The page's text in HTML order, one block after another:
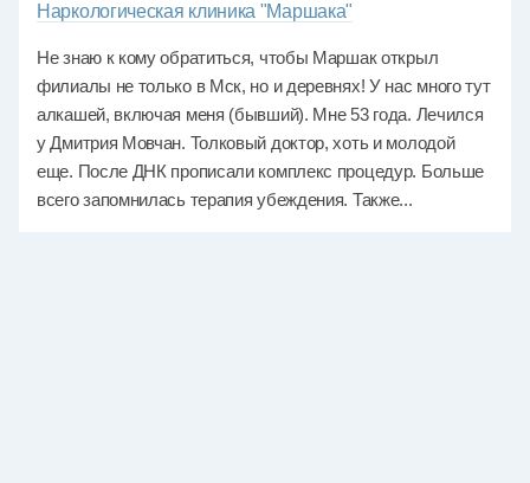
Наркологическая клиника "Маршака"
Не знаю к кому обратиться, чтобы Маршак открыл
филиалы не только в Мск, но и деревнях! У нас много тут
алкашей, включая меня (бывший). Мне 53 года. Лечился
у Дмитрия Мовчан. Толковый доктор, хоть и молодой
еще. После ДНК прописали комплекс процедур. Больше
всего запомнилась терапия убеждения. Также...